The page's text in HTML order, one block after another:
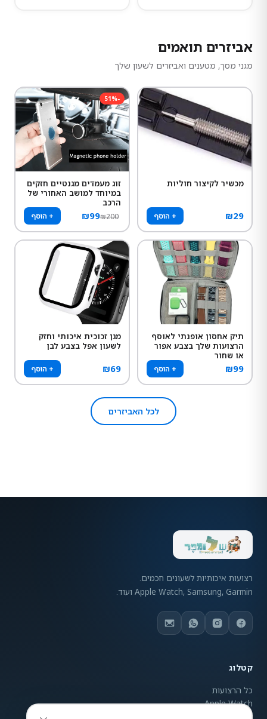
אביזרים תואמים
מגני מסך, מטענים ואביזרים לשעון שלך
מכשיר לקיצור חוליות
₪29 + הוסף
-
51%
זוג מעמדים מגנטיים חזקים
במיוחד למושב האחורי של
הרכב
₪99₪200 + הוסף
תיק אחסון אופנתי לאוסף
הרצועות שלך בצבע אפור
או שחור
₪99 + הוסף
מגן זכוכית איכותי וחזק
לשעון אפל בצבע לבן
₪69 + הוסף
לכל האביזרים
רצועות איכותיות לשעונים חכמים.
Apple Watch, Samsung, Garmin ועוד.
קטלוג
כל הרצועות
Apple Watch
Samsung Galaxy